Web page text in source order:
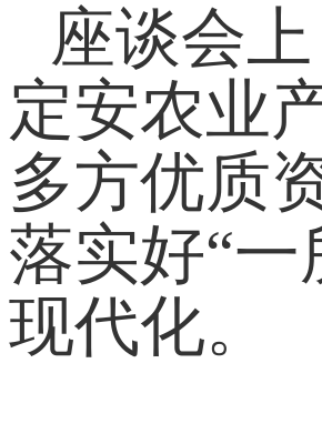
座谈会
定安农业
多方优质
落实好“
现代化。